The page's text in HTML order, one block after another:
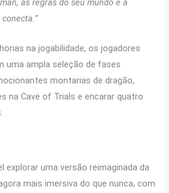
as regras do seu mundo e a
na jogabilidade, os jogadores
uma ampla seleção de fases
montarias de dragão,
na Cave of Trials e encarar quatro
explorar uma versão reimaginada da
mais imersiva do que nunca, com